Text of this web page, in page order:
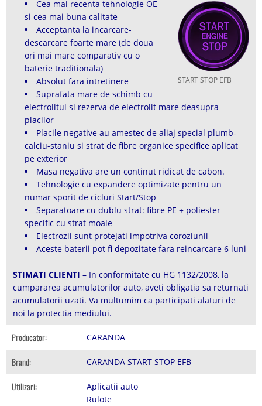
START STOP EFB
Cea mai recenta tehnologie OE
si cea mai buna calitate
Acceptanta la incarcare-
descarcare foarte mare (de doua
ori mai mare comparativ cu o
baterie traditionala)
Absolut fara intretinere
Suprafata mare de schimb cu
electrolitul si rezerva de electrolit mare deasupra
placilor
Placile negative au amestec de aliaj special plumb-
calciu-staniu si strat de fibre organice specifice aplicat
pe exterior
Masa negativa are un continut ridicat de cabon.
Tehnologie cu expandere optimizate pentru un
numar sporit de cicluri Start/Stop
Separatoare cu dublu strat: fibre PE + poliester
specific cu strat moale
Electrozii sunt protejati impotriva coroziunii
Aceste baterii pot fi depozitate fara reincarcare 6 luni
STIMATI CLIENTI – In conformitate cu HG 1132/2008, la
cumpararea acumulatorilor auto, aveti obligatia sa returnati
acumulatorii uzati. Va multumim ca participati alaturi de
noi la protectia mediului.
Producator: CARANDA
Brand: CARANDA START STOP EFB
Utilizari:
Aplicatii auto
Rulote